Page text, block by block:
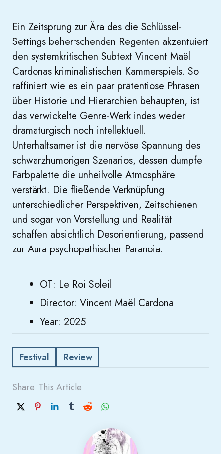
Ein Zeitsprung zur Ära des die Schlüssel-
Settings beherrschenden Regenten akzentuiert
den systemkritischen Subtext Vincent Maël
Cardonas kriminalistischen Kammerspiels. So
raffiniert wie es ein paar prätentiöse Phrasen
über Historie und Hierarchien behaupten, ist
das verwickelte Genre-Werk indes weder
dramaturgisch noch intellektuell.
Unterhaltsamer ist die nervöse Spannung des
schwarzhumorigen Szenarios, dessen dumpfe
Farbpalette die unheilvolle Atmosphäre
verstärkt. Die fließende Verknüpfung
unterschiedlicher Perspektiven, Zeitschienen
und sogar von Vorstellung und Realität
schaffen absichtlich Desorientierung, passend
zur Aura psychopathischer Paranoia.
OT: Le Roi Soleil
Director: Vincent Maël Cardona
Year: 2025
Festival Review
Share This Article